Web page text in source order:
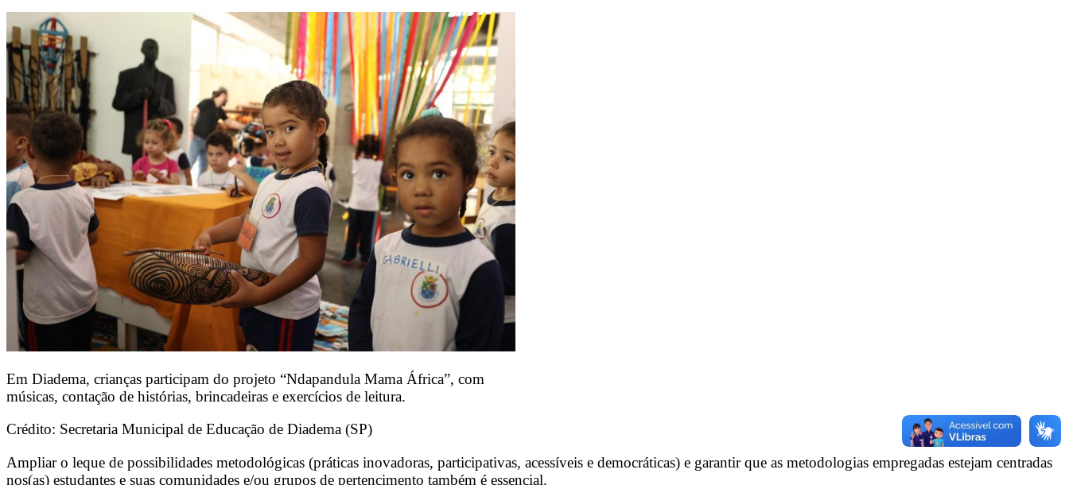
Em Diadema, crianças participam do projeto “Ndapandula Mama África”, com
músicas, contação de histórias, brincadeiras e exercícios de leitura.
Crédito: Secretaria Municipal de Educação de Diadema (SP)
Ampliar o leque de possibilidades metodológicas (práticas inovadoras, participativas, acessíveis e democráticas) e garantir que as metodologias empregadas estejam centradas
nos(as) estudantes e suas comunidades e/ou grupos de pertencimento também é essencial.